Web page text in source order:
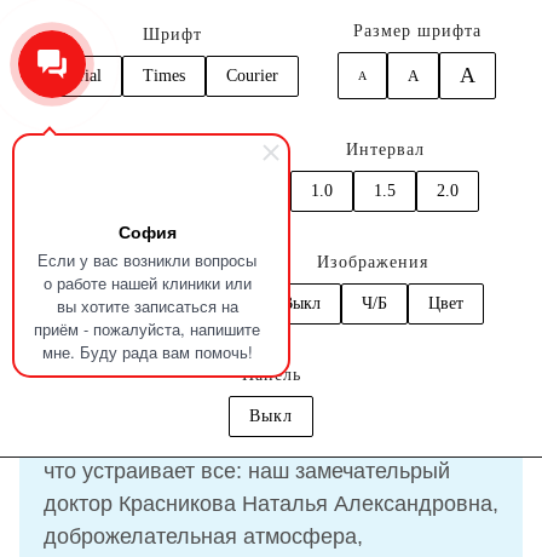
София
Если у вас возникли вопросы
о работе нашей клиники или
вы хотите записаться на
приём - пожалуйста, напишите
мне. Буду рада вам помочь!
Шрифт
Arial Times Courier
Размер шрифта
A A A
Интервал
1.0 1.5 2.0
Цвет
C C C C C
Изображения
Выкл Ч/Б Цвет
Панель
Выкл
Радченко Наталья
ОтзывРадченко Наталья
17.09.2025
Мы постоянные клиенты клиники, потому
что устраивает все: наш замечательрый
доктор Красникова Наталья Александровна,
доброжелательная атмосфера,